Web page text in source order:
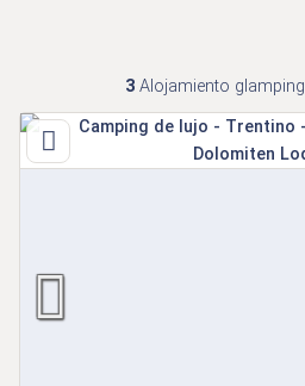
3Alojamiento glamping